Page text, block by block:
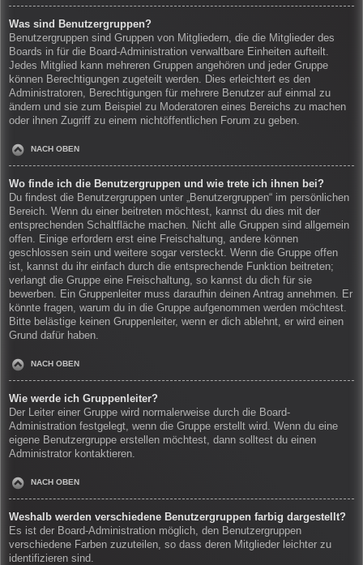
Was sind Benutzergruppen?
Benutzergruppen sind Gruppen von Mitgliedern, die die Mitglieder des
Boards in für die Board-Administration verwaltbare Einheiten aufteilt.
Jedes Mitglied kann mehreren Gruppen angehören und jeder Gruppe
können Berechtigungen zugeteilt werden. Dies erleichtert es den
Administratoren, Berechtigungen für mehrere Benutzer auf einmal zu
ändern und sie zum Beispiel zu Moderatoren eines Bereichs zu machen
oder ihnen Zugriff zu einem nichtöffentlichen Forum zu geben.
NACH OBEN
Wo finde ich die Benutzergruppen und wie trete ich ihnen bei?
Du findest die Benutzergruppen unter „Benutzergruppen“ im persönlichen
Bereich. Wenn du einer beitreten möchtest, kannst du dies mit der
entsprechenden Schaltfläche machen. Nicht alle Gruppen sind allgemein
offen. Einige erfordern erst eine Freischaltung, andere können
geschlossen sein und weitere sogar versteckt. Wenn die Gruppe offen
ist, kannst du ihr einfach durch die entsprechende Funktion beitreten;
verlangt die Gruppe eine Freischaltung, so kannst du dich für sie
bewerben. Ein Gruppenleiter muss daraufhin deinen Antrag annehmen. Er
könnte fragen, warum du in die Gruppe aufgenommen werden möchtest.
Bitte belästige keinen Gruppenleiter, wenn er dich ablehnt, er wird einen
Grund dafür haben.
NACH OBEN
Wie werde ich Gruppenleiter?
Der Leiter einer Gruppe wird normalerweise durch die Board-
Administration festgelegt, wenn die Gruppe erstellt wird. Wenn du eine
eigene Benutzergruppe erstellen möchtest, dann solltest du einen
Administrator kontaktieren.
NACH OBEN
Weshalb werden verschiedene Benutzergruppen farbig dargestellt?
Es ist der Board-Administration möglich, den Benutzergruppen
verschiedene Farben zuzuteilen, so dass deren Mitglieder leichter zu
identifizieren sind.